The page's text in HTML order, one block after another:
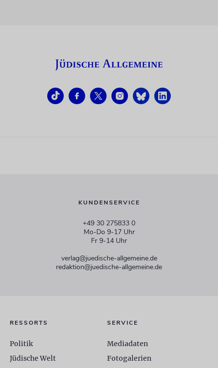
KUNDENSERVICE
+49 30 275833 0
Mo-Do 9-17 Uhr
Fr 9-14 Uhr
verlag@juedische-allgemeine.de
redaktion@juedische-allgemeine.de
RESSORTS
Politik
Jüdische Welt
SERVICE
Mediadaten
Fotogalerien